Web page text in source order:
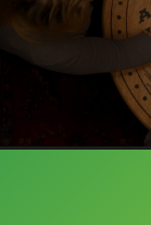
框選